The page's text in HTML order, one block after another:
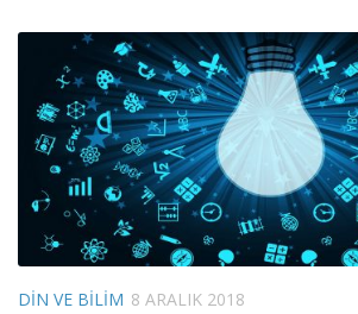
DIN VE BILIM 8 ARALIK 2018